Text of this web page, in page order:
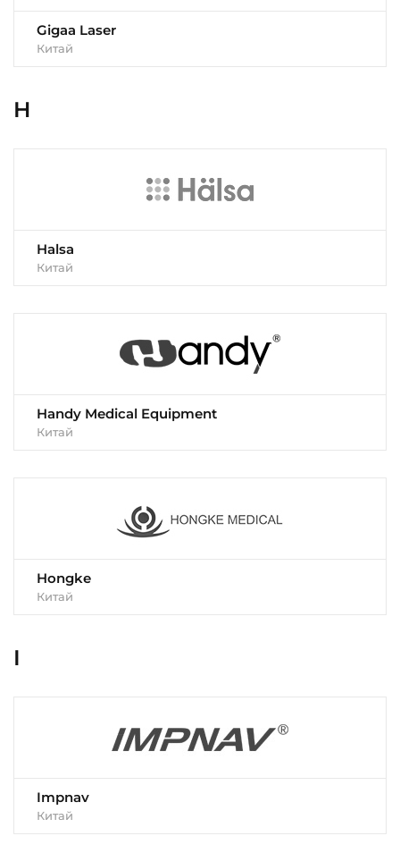
Gigaa Laser
Китай
H
Halsa
Китай
Handy Medical Equipment
Китай
Hongke
Китай
I
Impnav
Китай